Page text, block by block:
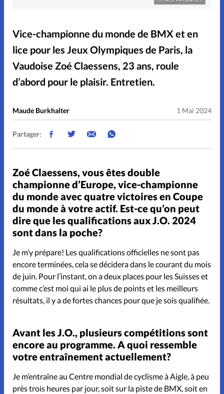
People
Relations
Science
Sentiments
Sexualité
Lecture en ligne
Parrainage
Don libre
Boutique
À propos
Vice-championne du monde de BMX et en
lice pour les Jeux Olympiques de Paris, la
Vaudoise Zoé Claessens, 23 ans, roule
d’abord pour le plaisir. Entretien.
Maude Burkhalter 1 Mai 2024
Partager:
Zoé Claessens, vous êtes double
championne d’Europe, vice-championne
du monde avec quatre victoires en Coupe
du monde à votre actif. Est-ce qu’on peut
dire que les qualifications aux J.O. 2024
sont dans la poche?
Je m’y prépare! Les qualifications officielles ne sont pas
encore terminées, cela se décidera dans le courant du mois
de juin. Pour l’instant, on a deux places pour les Suisses et
comme c’est moi qui ai le plus de points et les meilleurs
résultats, il y a de fortes chances pour que je sois qualifiée.
Avant les J.O., plusieurs compétitions sont
encore au programme. A quoi ressemble
votre entraînement actuellement?
Je m’entraîne au Centre mondial de cyclisme à Aigle, à peu
près trois heures par jour, soit sur la piste de BMX, soit en